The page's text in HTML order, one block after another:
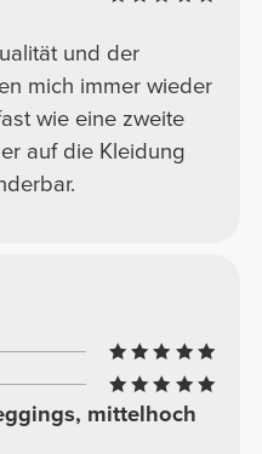
und der
mich immer wieder
wie eine zweite
auf die Kleidung
mittelhoch